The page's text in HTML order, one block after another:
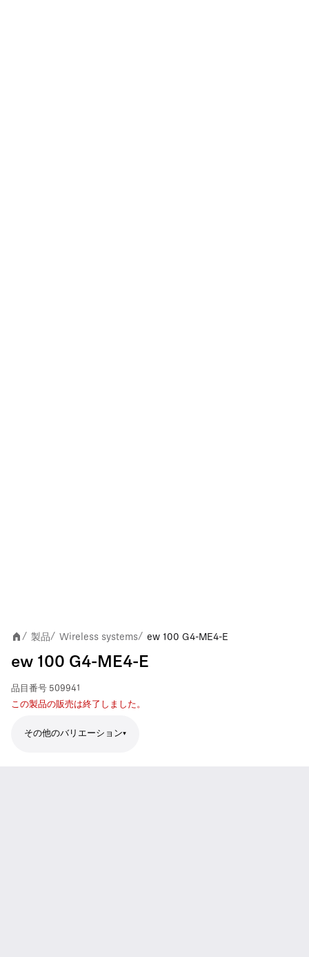
/ 製品/ Wireless systems/ ew 100 G4-ME4-E
ew 100 G4-ME4-E
品目番号 509941
この製品の販売は終了しました。
その他のバリエーション